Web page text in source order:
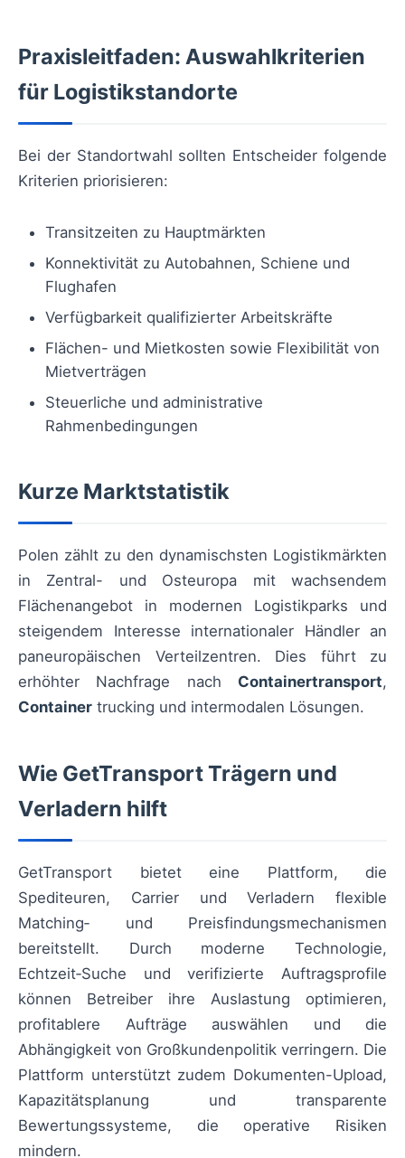
Praxisleitfaden: Auswahlkriterien
für Logistikstandorte
Bei der Standortwahl sollten Entscheider folgende
Kriterien priorisieren:
Transitzeiten zu Hauptmärkten
Konnektivität zu Autobahnen, Schiene und
Flughafen
Verfügbarkeit qualifizierter Arbeitskräfte
Flächen- und Mietkosten sowie Flexibilität von
Mietverträgen
Steuerliche und administrative
Rahmenbedingungen
Kurze Marktstatistik
Polen zählt zu den dynamischsten Logistikmärkten
in Zentral- und Osteuropa mit wachsendem
Flächenangebot in modernen Logistikparks und
steigendem Interesse internationaler Händler an
paneuropäischen Verteilzentren. Dies führt zu
erhöhter Nachfrage nach Containertransport,
Container trucking und intermodalen Lösungen.
Wie GetTransport Trägern und
Verladern hilft
GetTransport bietet eine Plattform, die
Spediteuren, Carrier und Verladern flexible
Matching‑ und Preisfindungsmechanismen
bereitstellt. Durch moderne Technologie,
Echtzeit‑Suche und verifizierte Auftragsprofile
können Betreiber ihre Auslastung optimieren,
profitablere Aufträge auswählen und die
Abhängigkeit von Großkundenpolitik verringern. Die
Plattform unterstützt zudem Dokumenten-Upload,
Kapazitätsplanung und transparente
Bewertungssysteme, die operative Risiken
mindern.